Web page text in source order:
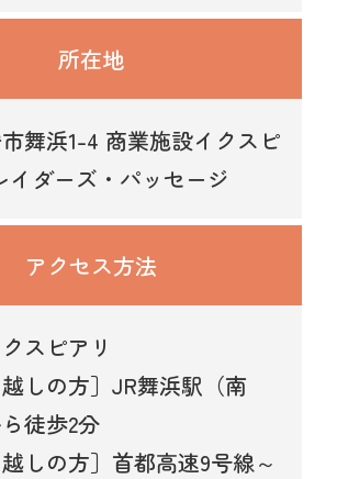
所在地
舞浜1-4 商業施設イクスピ
イダーズ・パッセージ
アクセス方法
スピアリ
越しの方］JR舞浜駅（南
徒歩2分
越しの方］首都高速9号線～